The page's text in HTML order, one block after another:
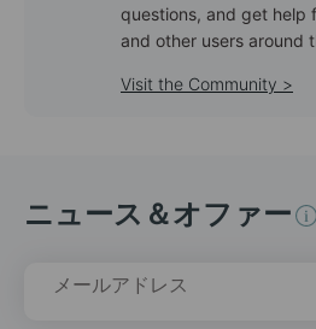
questions, and get help
and other users around
Visit the Community >
ニュース＆オファー
メールアドレス